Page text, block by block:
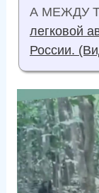
А МЕЖДУ
легковой
России.